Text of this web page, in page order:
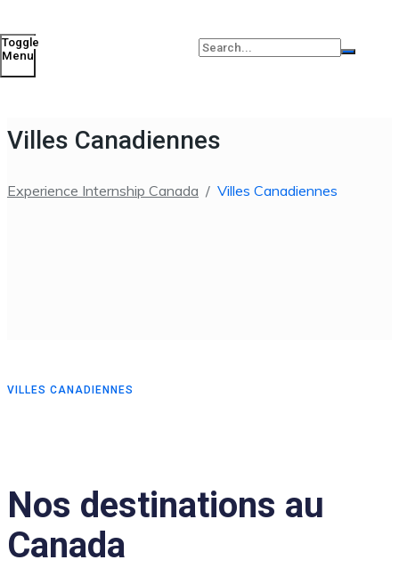
Toggle
Menu
Villes Canadiennes
Experience Internship Canada / Villes Canadiennes
VILLES CANADIENNES
Nos destinations au
Canada